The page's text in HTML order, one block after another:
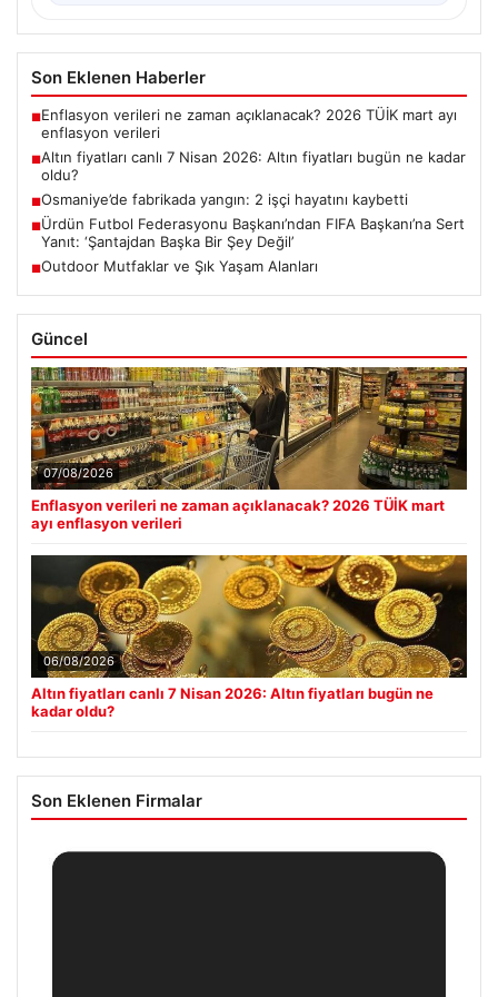
Son Eklenen Haberler
■Enflasyon verileri ne zaman açıklanacak? 2026 TÜİK mart ayı
enflasyon verileri
■Altın fiyatları canlı 7 Nisan 2026: Altın fiyatları bugün ne kadar
oldu?
■Osmaniye’de fabrikada yangın: 2 işçi hayatını kaybetti
■Ürdün Futbol Federasyonu Başkanı’ndan FIFA Başkanı’na Sert
Yanıt: ‘Şantajdan Başka Bir Şey Değil’
■Outdoor Mutfaklar ve Şık Yaşam Alanları
Güncel
07/08/2026
Enflasyon verileri ne zaman açıklanacak? 2026 TÜİK mart
ayı enflasyon verileri
06/08/2026
Altın fiyatları canlı 7 Nisan 2026: Altın fiyatları bugün ne
kadar oldu?
Son Eklenen Firmalar